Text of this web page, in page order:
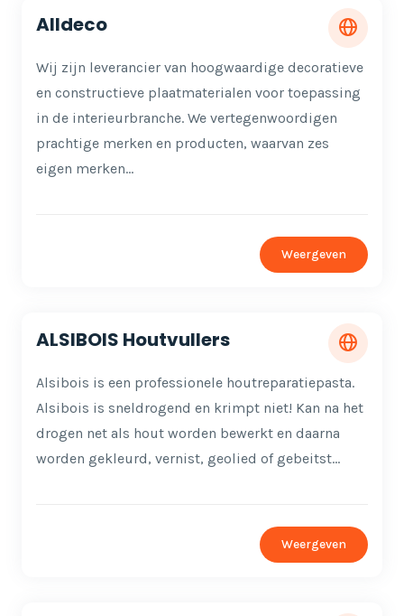
Alldeco
Wij zijn leverancier van hoogwaardige decoratieve
en constructieve plaatmaterialen voor toepassing
in de interieurbranche. We vertegenwoordigen
prachtige merken en producten, waarvan zes
eigen merken…
Weergeven
ALSIBOIS Houtvullers
Alsibois is een professionele houtreparatiepasta.
Alsibois is sneldrogend en krimpt niet! Kan na het
drogen net als hout worden bewerkt en daarna
worden gekleurd, vernist, geolied of gebeitst…
Weergeven